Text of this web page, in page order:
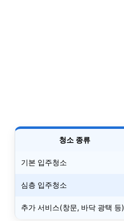
청소 종류
기본 입주청소
심층 입주청소
추가 서비스(창문, 바닥 광택 등)